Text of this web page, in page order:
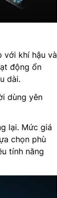
với khí hậu và
động ổn
dài.
dùng yên
lại. Mức giá
chọn phù
tính năng